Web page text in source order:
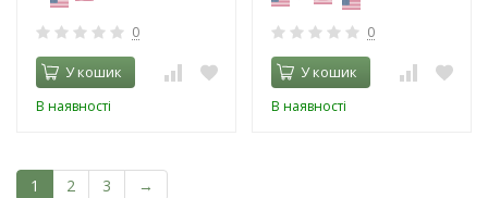
0
У кошик
В наявності
0
У кошик
В наявності
1 2 3 →